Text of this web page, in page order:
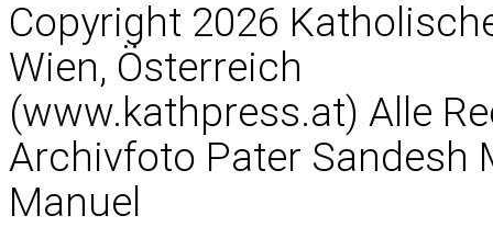
Copyright 2026
Wien, Österreich
(www.kathpress.at) Alle
Archivfoto Pater Sandesh
Manuel